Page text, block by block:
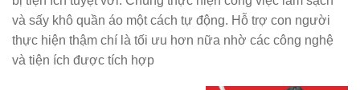
và sấy khô quần áo một cách tự động. Hỗ trợ con người
thực hiện thậm chí là tối ưu hơn nữa nhờ các công nghệ
và tiện ích được tích hợp